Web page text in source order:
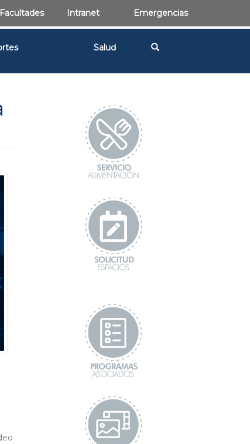
Facultades Intranet Emergencias
Salud